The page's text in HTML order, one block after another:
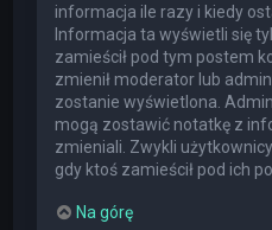
informacja ile razy i kiedy
Informacja ta wyświetli się
zamieścił pod tym postem
zmienił moderator lub
zostanie wyświetlona.
mogą zostawić notatkę z
zmieniali. Zwykli
gdy ktoś zamieścił pod ich
Na górę